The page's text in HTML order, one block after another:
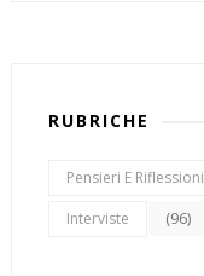
RUBRICHE
Pensieri E Riflessioni
Interviste (96)